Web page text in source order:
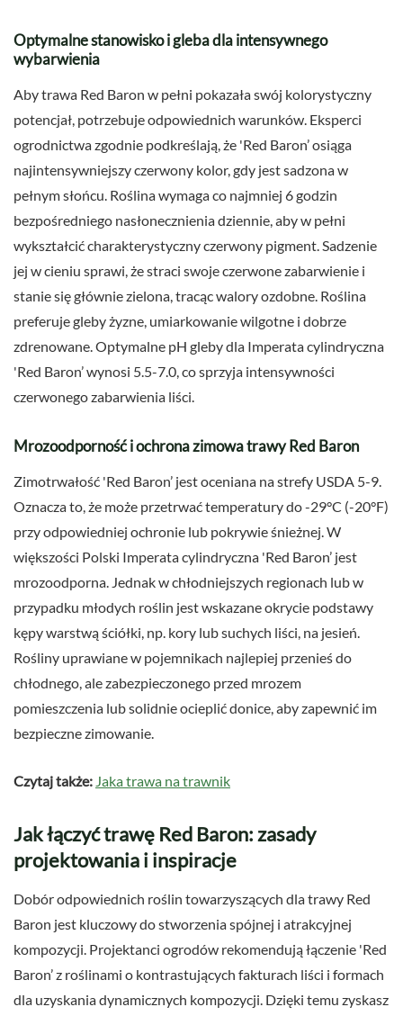
Optymalne stanowisko i gleba dla intensywnego
wybarwienia
Aby trawa Red Baron w pełni pokazała swój kolorystyczny
potencjał, potrzebuje odpowiednich warunków. Eksperci
ogrodnictwa zgodnie podkreślają, że 'Red Baron’ osiąga
najintensywniejszy czerwony kolor, gdy jest sadzona w
pełnym słońcu. Roślina wymaga co najmniej 6 godzin
bezpośredniego nasłonecznienia dziennie, aby w pełni
wykształcić charakterystyczny czerwony pigment. Sadzenie
jej w cieniu sprawi, że straci swoje czerwone zabarwienie i
stanie się głównie zielona, tracąc walory ozdobne. Roślina
preferuje gleby żyzne, umiarkowanie wilgotne i dobrze
zdrenowane. Optymalne pH gleby dla Imperata cylindryczna
'Red Baron’ wynosi 5.5-7.0, co sprzyja intensywności
czerwonego zabarwienia liści.
Mrozoodporność i ochrona zimowa trawy Red Baron
Zimotrwałość 'Red Baron’ jest oceniana na strefy USDA 5-9.
Oznacza to, że może przetrwać temperatury do -29°C (-20°F)
przy odpowiedniej ochronie lub pokrywie śnieżnej. W
większości Polski Imperata cylindryczna 'Red Baron’ jest
mrozoodporna. Jednak w chłodniejszych regionach lub w
przypadku młodych roślin jest wskazane okrycie podstawy
kępy warstwą ściółki, np. kory lub suchych liści, na jesień.
Rośliny uprawiane w pojemnikach najlepiej przenieś do
chłodnego, ale zabezpieczonego przed mrozem
pomieszczenia lub solidnie ocieplić donice, aby zapewnić im
bezpieczne zimowanie.
Czytaj także: Jaka trawa na trawnik
Jak łączyć trawę Red Baron: zasady
projektowania i inspiracje
Dobór odpowiednich roślin towarzyszących dla trawy Red
Baron jest kluczowy do stworzenia spójnej i atrakcyjnej
kompozycji. Projektanci ogrodów rekomendują łączenie 'Red
Baron’ z roślinami o kontrastujących fakturach liści i formach
dla uzyskania dynamicznych kompozycji. Dzięki temu zyskasz